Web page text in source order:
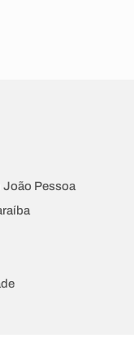
João Pessoa